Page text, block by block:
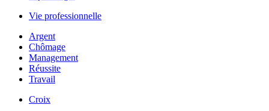
Vie professionnelle
Argent
Chômage
Management
Réussite
Travail
Croix